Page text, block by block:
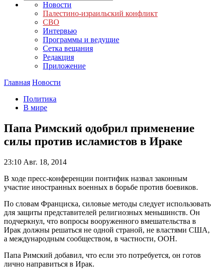
Новости
Палестино-израильский конфликт
СВО
Интервью
Программы и ведущие
Сетка вещания
Редакция
Приложение
Главная Новости
Политика
В мире
Папа Римский одобрил применение
силы против исламистов в Ираке
23:10 Авг. 18, 2014
В ходе пресс-конференции понтифик назвал законным
участие иностранных военных в борьбе против боевиков.
По словам Франциска, силовые методы следует использовать
для защиты представителей религиозных меньшинств. Он
подчеркнул, что вопросы вооруженного вмешательства в
Ирак должны решаться не одной страной, не властями США,
а международным сообществом, в частности, ООН.
Папа Римский добавил, что если это потребуется, он готов
лично направиться в Ирак.